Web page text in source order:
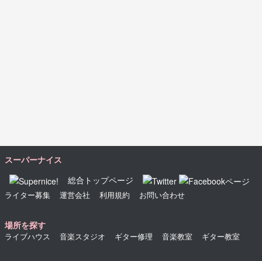
スーパーナイス
総合トップページ
ライター募集 運営会社 利用規約 お問い合わせ
場所を探す
ライブハウス 音楽スタジオ ギター修理 音楽教室 ギター教室